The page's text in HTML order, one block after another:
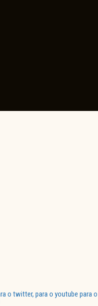
o twitter, para o youtube